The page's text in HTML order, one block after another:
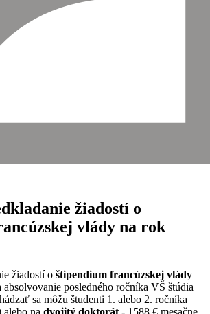
žiadostí o
vlády na rok
žiadostí o štipendium francúzskej vlády
absolvovanie posledného ročníka VŠ štúdia
sa môžu študenti 1. alebo 2. ročníka
alebo na dvojitý doktorát - 1588 € mesačne